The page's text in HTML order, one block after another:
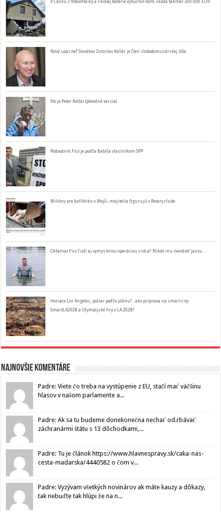
V Česku z fotovoltaiky a lítiovej batérie vybuchol dom, škoda takmer 300 000 EUR
Nový spasiteľ Slovákov Zoroslav Kollár je člen slobodomurárskej lóže
Kto je Peter Kotlár (pôvodná verzia)
Podvodník Fico je podľa Babiša vlastníkom SPP
Milióny pre kafilérku v Mojši, majitelia figurujú v Rotary clube
Oklamal Fico ľudí aj vymyslenou operáciou srdca? Nikde mu nevidieť jazvu…
Horiace Los Angeles, požiar podľa plánu? ..ako príprava na smart city
SmartLA2028 a Olympijské hry v LA 2028?
Najnovšie komentáre
Padre: Viete čo treba na vystúpenie z EU, stačí mať väčšinu
hlasov v našom parlamente a...
Padre: Ak sa tu budeme donekonečna nechať od.rbávať
záchranármi štátu s 13 dôchodkami,...
Padre: Tu je článok https://www.hlavnespravy.sk/caka-nas-
cesta-madarska/4440582 o čom v...
Padre: Vyzývam všetkých novinárov ak máte kauzy a dôkazy,
tak nebuďte tak hlúpi že na n...